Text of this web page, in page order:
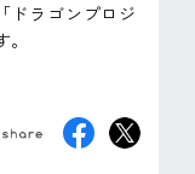
ドラゴンプロジ